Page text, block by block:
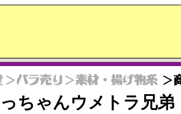
ちゃんウメトラ兄弟